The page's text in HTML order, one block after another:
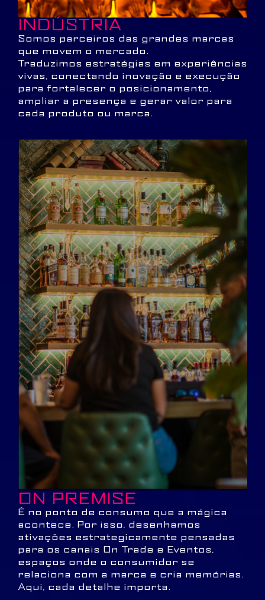
INDÚSTRIA
Somos parceiros das grandes marcas
que movem o mercado.
Traduzimos estratégias em experiências
vivas, conectando inovação e execução
para fortalecer o posicionamento,
ampliar a presença e gerar valor para
cada produto ou marca.
ON PREMISE
É no ponto de consumo que a mágica
acontece. Por isso, desenhamos
ativações estrategicamente pensadas
para os canais On Trade e Eventos,
espaços onde o consumidor se
relaciona com a marca e cria memórias.
Aqui, cada detalhe importa.